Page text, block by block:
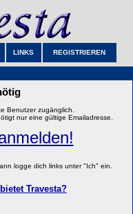
LINKS REGISTRIEREN
Benutzer zugänglich.
nur eine gültige Emailadresse.
logge dich links unter "Ich" ein.
Travesta?